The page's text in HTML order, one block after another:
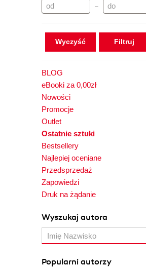
–
Wyczyść
BLOG
eBooki za 0,00zł
Nowości
Promocje
Outlet
Ostatnie sztuki
Bestsellery
Najlepiej oceniane
Przedsprzedaż
Zapowiedzi
Druk na żądanie
Wyszukaj autora
Popularni autorzy